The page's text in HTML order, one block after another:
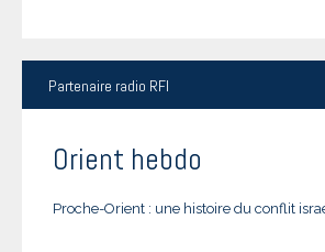
Partenaire radio RFI
Orient hebdo
Proche-Orient : une histoire du conflit